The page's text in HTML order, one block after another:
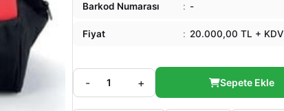
Barkod Numarası : -
Fiyat : 20.000,00 TL + KDV
- + Sepete Ekle